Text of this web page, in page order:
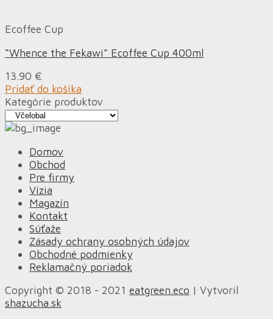
Ecoffee Cup
“Whence the Fekawi” Ecoffee Cup 400ml
13.90 €
Pridať do košíka
Kategórie produktov
Domov
Obchod
Pre firmy
Vízia
Magazín
Kontakt
Súťaže
Zásady ochrany osobných údajov
Obchodné podmienky
Reklamačný poriadok
Copyright © 2018 - 2021 eatgreen.eco | Vytvoril
shazucha.sk